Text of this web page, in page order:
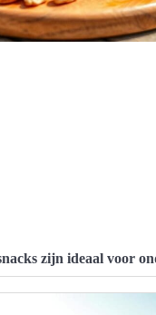
zijn ideaal voor